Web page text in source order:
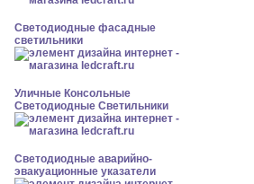
Светодиодные фасадные
светильники
Уличные Консольные
Светодиодные Светильники
Светодиодные аварийно-
эвакуационные указатели